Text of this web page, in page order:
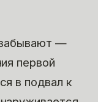
—
первой
в подвал к